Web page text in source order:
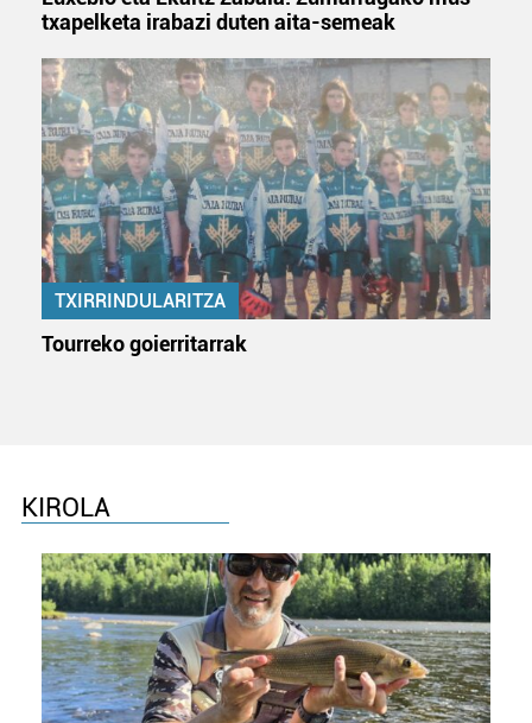
txapelketa irabazi duten aita-semeak
TXIRRINDULARITZA
Tourreko goierritarrak
KIROLA